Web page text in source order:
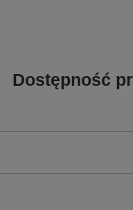
Dostępność